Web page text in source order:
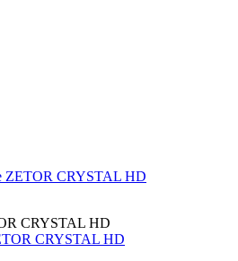
ZETOR CRYSTAL HD
CRYSTAL HD